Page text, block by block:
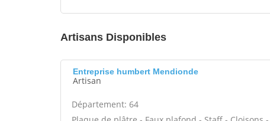
Artisans Disponibles
Entreprise humbert Mendionde
Artisan
Département: 64